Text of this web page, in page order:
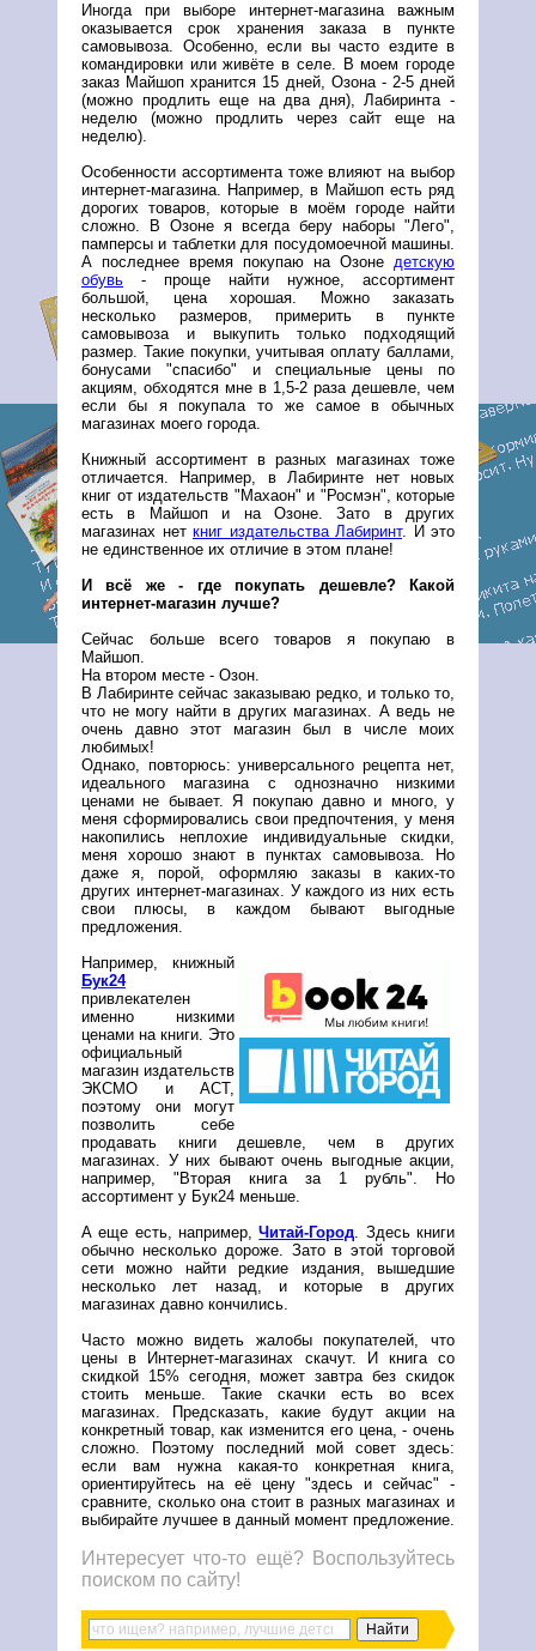
Иногда при выборе интернет-магазина важным
оказывается срок хранения заказа в пункте
самовывоза. Особенно, если вы часто ездите в
командировки или живёте в селе. В моем городе
заказ Майшоп хранится 15 дней, Озона - 2-5 дней
(можно продлить еще на два дня), Лабиринта -
неделю (можно продлить через сайт еще на
неделю).
Особенности ассортимента тоже влияют на выбор
интернет-магазина. Например, в Майшоп есть ряд
дорогих товаров, которые в моём городе найти
сложно. В Озоне я всегда беру наборы "Лего",
памперсы и таблетки для посудомоечной машины.
А последнее время покупаю на Озоне детскую
обувь - проще найти нужное, ассортимент
большой, цена хорошая. Можно заказать
несколько размеров, примерить в пункте
самовывоза и выкупить только подходящий
размер. Такие покупки, учитывая оплату баллами,
бонусами "спасибо" и специальные цены по
акциям, обходятся мне в 1,5-2 раза дешевле, чем
если бы я покупала то же самое в обычных
магазинах моего города.
Книжный ассортимент в разных магазинах тоже
отличается. Например, в Лабиринте нет новых
книг от издательств "Махаон" и "Росмэн", которые
есть в Майшоп и на Озоне. Зато в других
магазинах нет книг издательства Лабиринт. И это
не единственное их отличие в этом плане!
И всё же - где покупать дешевле? Какой
интернет-магазин лучше?
Сейчас больше всего товаров я покупаю в
Майшоп.
На втором месте - Озон.
В Лабиринте сейчас заказываю редко, и только то,
что не могу найти в других магазинах. А ведь не
очень давно этот магазин был в числе моих
любимых!
Однако, повторюсь: универсального рецепта нет,
идеального магазина с однозначно низкими
ценами не бывает. Я покупаю давно и много, у
меня сформировались свои предпочтения, у меня
накопились неплохие индивидуальные скидки,
меня хорошо знают в пунктах самовывоза. Но
даже я, порой, оформляю заказы в каких-то
других интернет-магазинах. У каждого из них есть
свои плюсы, в каждом бывают выгодные
предложения.
Например, книжный
Бук24
привлекателен
именно низкими
ценами на книги. Это
официальный
магазин издательств
ЭКСМО и АСТ,
поэтому они могут
позволить себе
продавать книги дешевле, чем в других
магазинах. У них бывают очень выгодные акции,
например, "Вторая книга за 1 рубль". Но
ассортимент у Бук24 меньше.
А еще есть, например,Читай-Город. Здесь книги
обычно несколько дороже. Зато в этой торговой
сети можно найти редкие издания, вышедшие
несколько лет назад, и которые в других
магазинах давно кончились.
Часто можно видеть жалобы покупателей, что
цены в Интернет-магазинах скачут. И книга со
скидкой 15% сегодня, может завтра без скидок
стоить меньше. Такие скачки есть во всех
магазинах. Предсказать, какие будут акции на
конкретный товар, как изменится его цена, - очень
сложно. Поэтому последний мой совет здесь:
если вам нужна какая-то конкретная книга,
ориентируйтесь на её цену "здесь и сейчас" -
сравните, сколько она стоит в разных магазинах и
выбирайте лучшее в данный момент предложение.
Интересует что-то ещё? Воспользуйтесь
поиском по сайту!